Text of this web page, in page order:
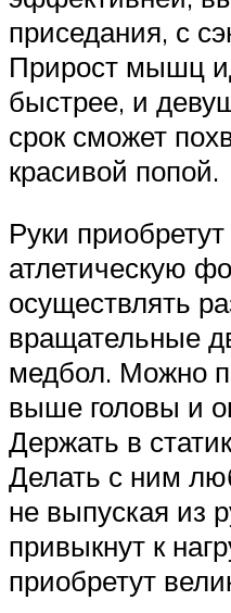
приседания, с
Прирост мышц
быстрее, и
срок сможет
красивой попой.
Руки
атлетическую
осуществлять
вращательные
медбол. Можно
выше головы и
Держать в
Делать с ним
не выпуская из
привыкнут к
приобретут